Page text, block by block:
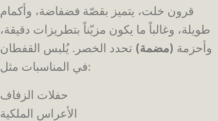
قرون خلت، يتميز بقصّة فضفاضة، وأكمام
طويلة، وغالباً ما يكون مزيّناً بتطريزات دقيقة،
وأحزمة (مضمة) تحدد الخصر. يُلبس القفطان
في المناسبات مثل:
حفلات الزفاف
الأعراس الملكية